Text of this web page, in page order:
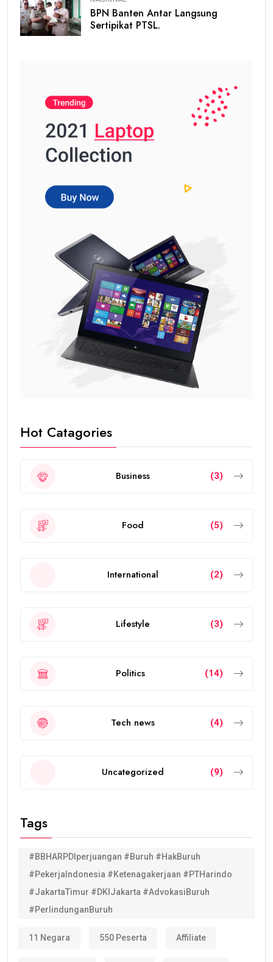
BPN Banten Antar Langsung
Sertipikat PTSL.
Hot Catagories
Business (3)
Food (5)
International (2)
Lifestyle (3)
Politics (14)
Tech news (4)
Uncategorized (9)
Tags
#BBHARPDIperjuangan #Buruh #HakBuruh
#PekerjaIndonesia #Ketenagakerjaan #PTHarindo
#JakartaTimur #DKIJakarta #AdvokasiBuruh
#PerlindunganBuruh
11 Negara 550 Peserta Affiliate